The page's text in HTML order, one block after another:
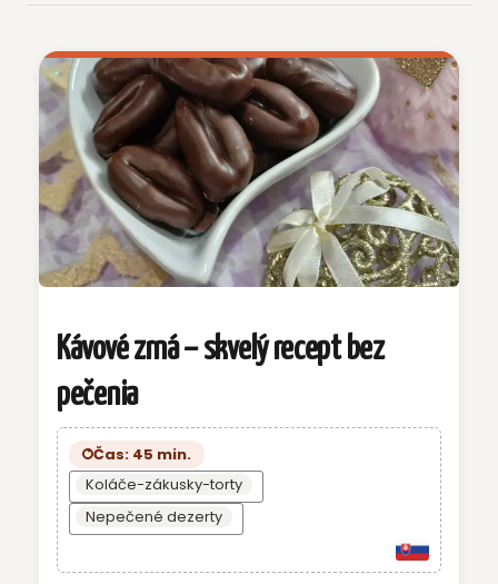
Kávové zrná – skvelý recept bez
pečenia
Čas: 45 min.
Koláče-zákusky-torty
Nepečené dezerty